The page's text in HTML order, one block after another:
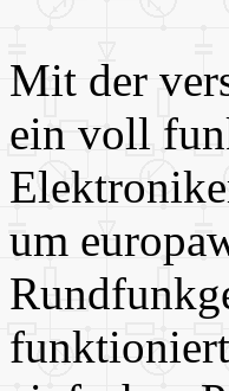
Mit der
ein voll
um